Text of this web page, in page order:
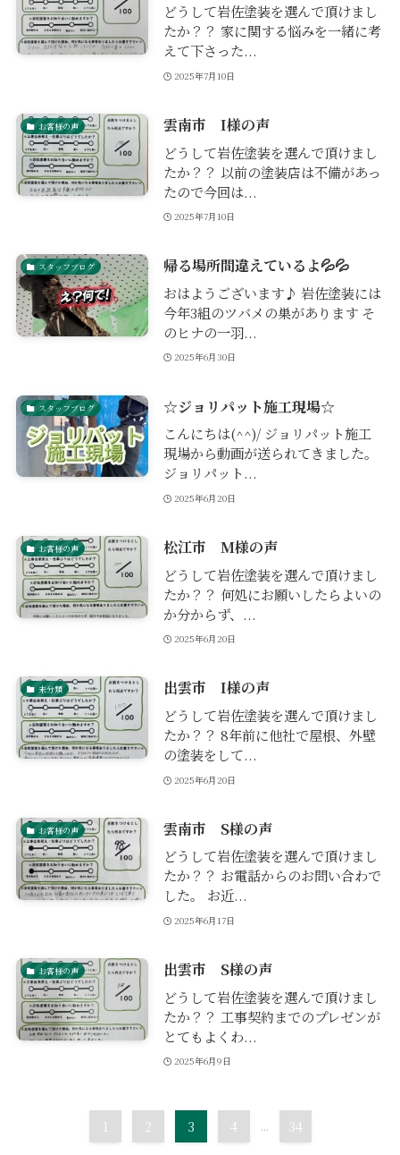
どうして岩佐塗装を選んで頂けまし
たか？？ 家に関する悩みを一緒に考
えて下さった...
2025年7月10日
お客様の声 雲南市 I様の声
どうして岩佐塗装を選んで頂けまし
たか？？ 以前の塗装店は不備があっ
たので今回は...
2025年7月10日
スタッフブログ 帰る場所間違えているよ💦💦
おはようございます♪ 岩佐塗装には
今年3組のツバメの巣があります そ
のヒナの一羽...
2025年6月30日
スタッフブログ ☆ジョリパット施工現場☆
こんにちは(^^)/ ジョリパット施工
現場から動画が送られてきました。
ジョリパット...
2025年6月20日
お客様の声 松江市 M様の声
どうして岩佐塗装を選んで頂けまし
たか？？ 何処にお願いしたらよいの
か分からず、...
2025年6月20日
未分類 出雲市 I様の声
どうして岩佐塗装を選んで頂けまし
たか？？ 8年前に他社で屋根、外壁
の塗装をして...
2025年6月20日
お客様の声 雲南市 S様の声
どうして岩佐塗装を選んで頂けまし
たか？？ お電話からのお問い合わで
した。 お近...
2025年6月17日
お客様の声 出雲市 S様の声
どうして岩佐塗装を選んで頂けまし
たか？？ 工事契約までのプレゼンが
とてもよくわ...
2025年6月9日
1 2 3 4 ... 34